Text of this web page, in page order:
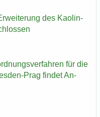
des Kao­lin­
für die
​Prag fin­det An­